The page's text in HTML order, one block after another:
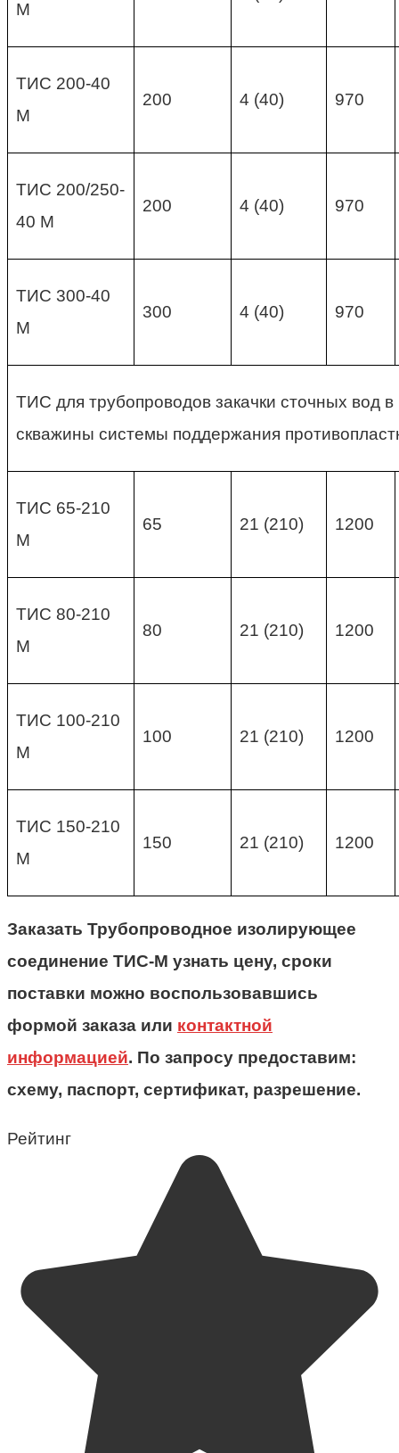
М
ТИС 200-40
М
200 4 (40) 970
ТИС 200/250-
40 М
200 4 (40) 970
ТИС 300-40
М
300 4 (40) 970
ТИС для трубопроводов закачки сточных вод в
скважины системы поддержания
ТИС 65-210
М
65 21 (210) 1200
ТИС 80-210
М
80 21 (210) 1200
ТИС 100-210
М
100 21 (210) 1200
ТИС 150-210
М
150 21 (210) 1200
Заказать Трубопроводное изолирующее
соединение ТИС-М узнать цену, сроки
поставки можно воспользовавшись
формой заказа или контактной
информацией. По запросу предоставим:
схему, паспорт, сертификат, разрешение.
Рейтинг